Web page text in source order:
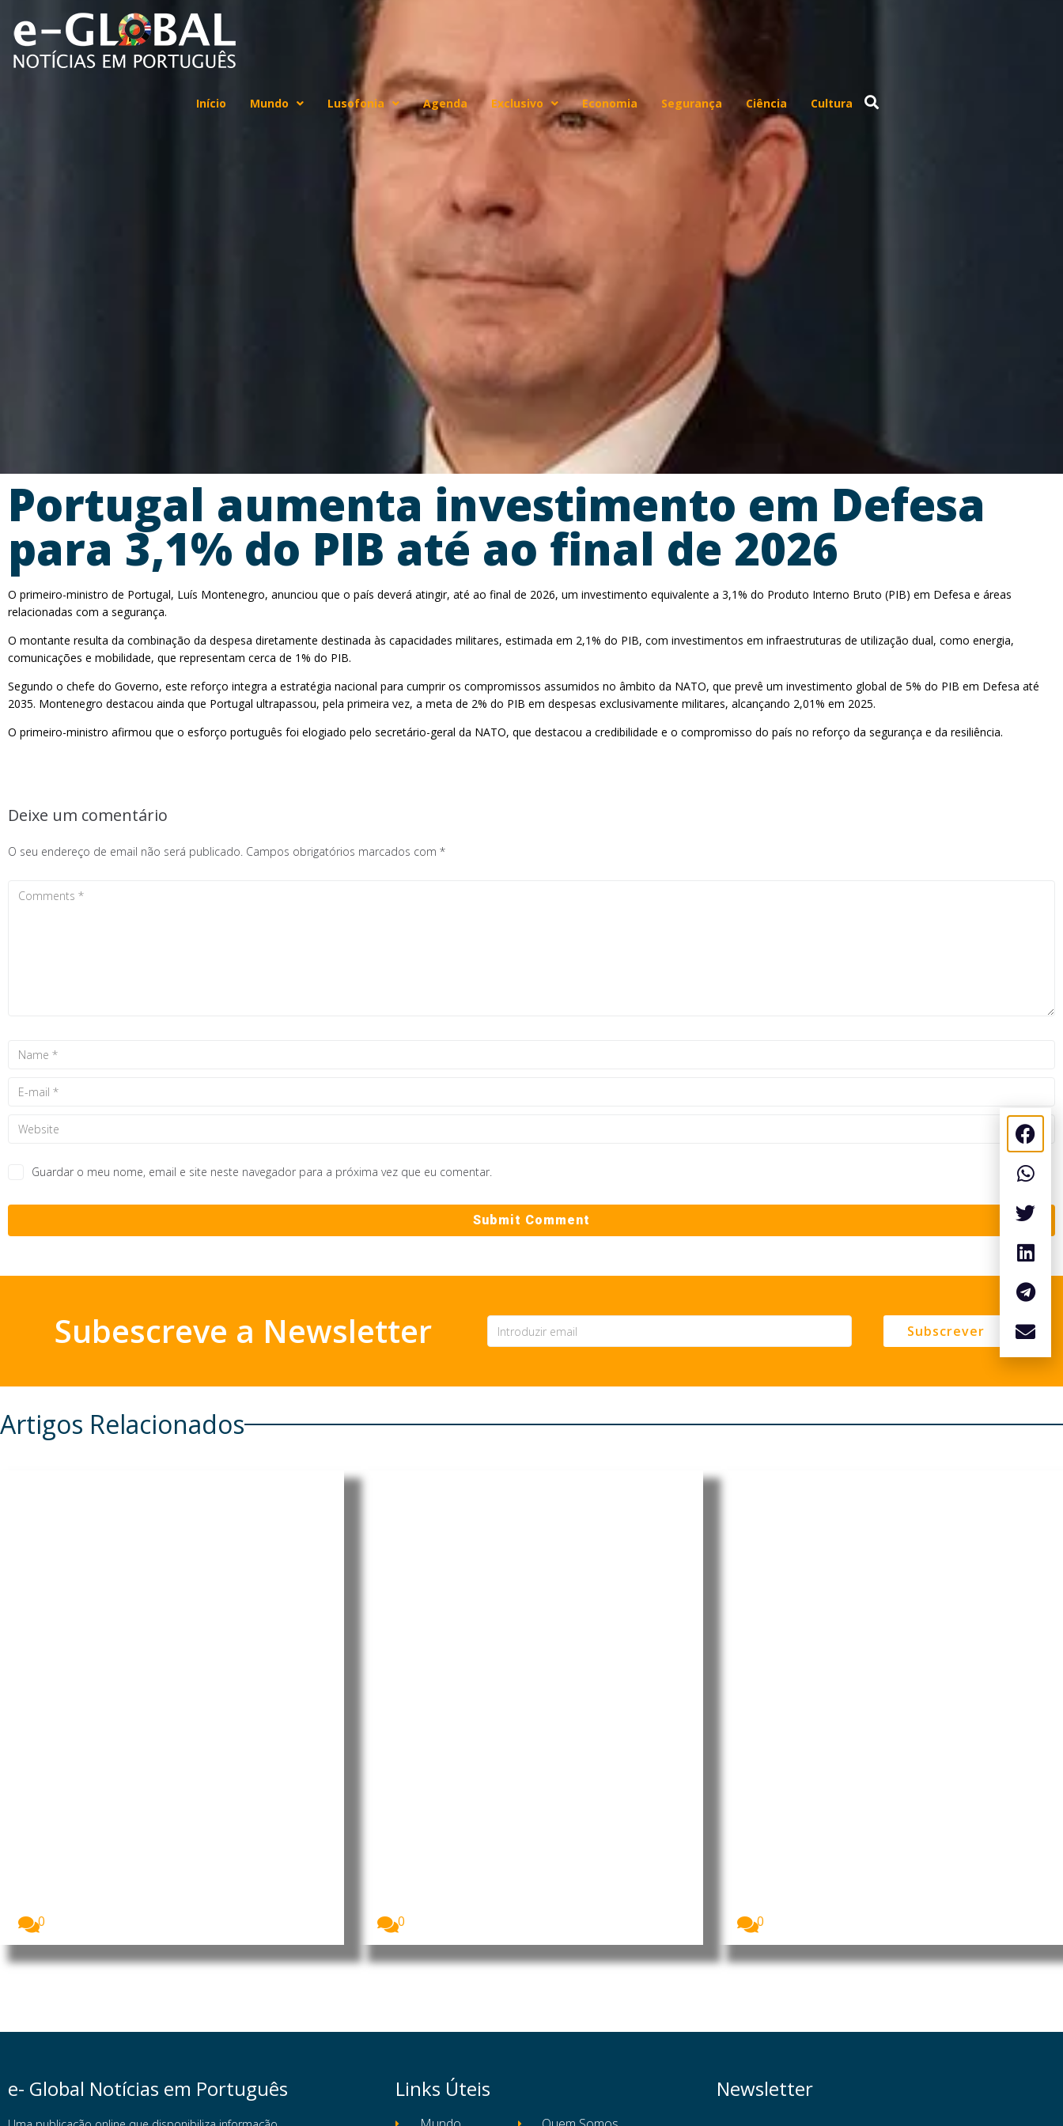
Início Mundo Lusofonia Agenda Exclusivo Economia Segurança Ciência Cultura
Portugal aumenta investimento em Defesa
para 3,1% do PIB até ao final de 2026
O primeiro-ministro de Portugal, Luís Montenegro, anunciou que o país deverá atingir, até ao final de 2026, um investimento equivalente a 3,1% do Produto Interno Bruto (PIB) em Defesa e áreas
relacionadas com a segurança.
O montante resulta da combinação da despesa diretamente destinada às capacidades militares, estimada em 2,1% do PIB, com investimentos em infraestruturas de utilização dual, como energia,
comunicações e mobilidade, que representam cerca de 1% do PIB.
Segundo o chefe do Governo, este reforço integra a estratégia nacional para cumprir os compromissos assumidos no âmbito da NATO, que prevê um investimento global de 5% do PIB em Defesa até
2035. Montenegro destacou ainda que Portugal ultrapassou, pela primeira vez, a meta de 2% do PIB em despesas exclusivamente militares, alcançando 2,01% em 2025.
O primeiro-ministro afirmou que o esforço português foi elogiado pelo secretário-geral da NATO, que destacou a credibilidade e o compromisso do país no reforço da segurança e da resiliência.
Deixe um comentário
O seu endereço de email não será publicado. Campos obrigatórios marcados com *
Guardar o meu nome, email e site neste navegador para a próxima vez que eu comentar.
Subescreve a Newsletter Subscrever
Artigos Relacionados
0
0
0
e- Global Notícias em Português Links Úteis Newsletter